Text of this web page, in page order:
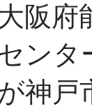
阪府
ンタ
神戸